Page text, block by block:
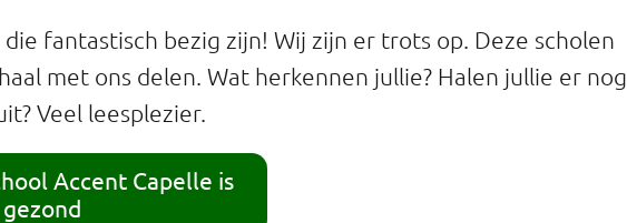
fantastisch bezig zijn! Wij zijn er trots op. Deze scholen
met ons delen. Wat herkennen jullie? Halen jullie er nog
Veel leesplezier.
Accent Capelle is